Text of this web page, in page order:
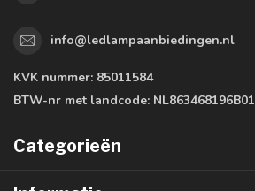
info@ledlampaanbiedingen.nl
KVK nummer: 85011584
BTW-nr met landcode: NL863468196B01
Categorieën